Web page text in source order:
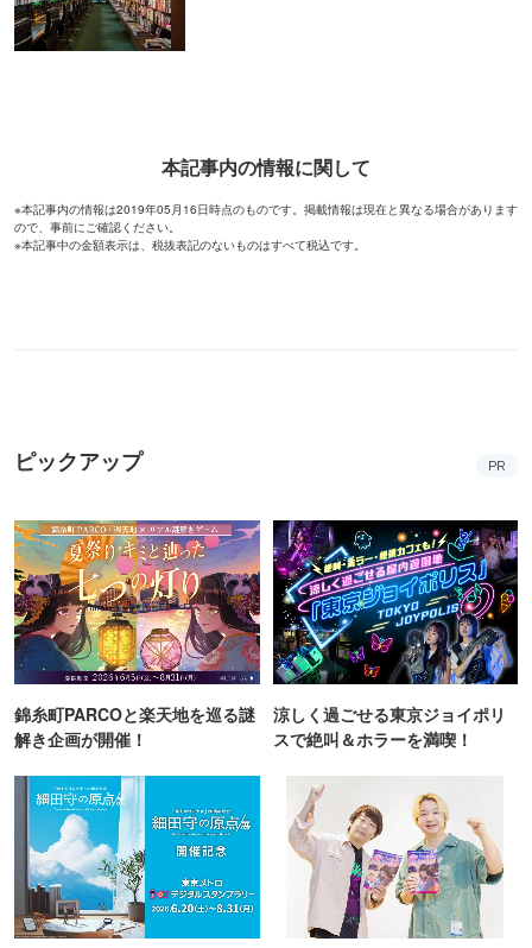
本記事内の情報に関して
※本記事内の情報は2019年05月16日時点のものです。掲載情報は現在と異なる場合があります
ので、事前にご確認ください。
※本記事中の金額表示は、税抜表記のないものはすべて税込です。
ピックアップ PR
錦糸町PARCOと楽天地を巡る謎
解き企画が開催！
涼しく過ごせる東京ジョイポリ
スで絶叫＆ホラーを満喫！